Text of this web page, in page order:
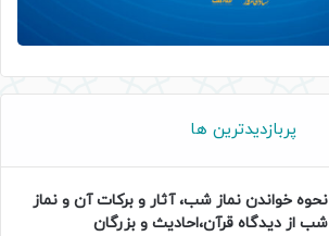
پربازدیدترین ها
نحوه خواندن نماز شب، آثار و برکات آن و نماز
شب از دیدگاه قرآن،احادیث و بزرگان